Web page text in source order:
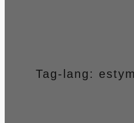
Tag-lang: